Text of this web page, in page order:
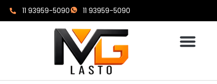
11 93959-5090 11 93959-5090